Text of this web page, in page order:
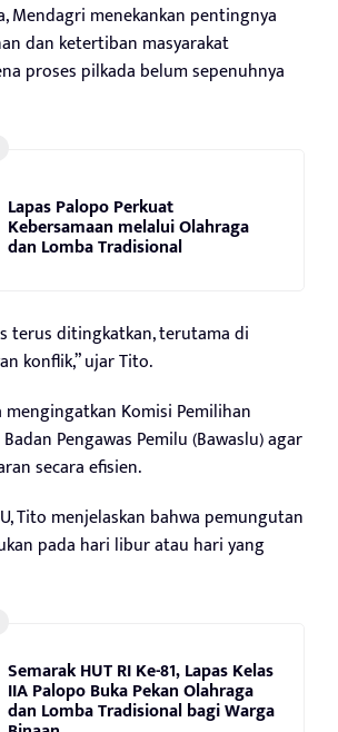
Mendagri menekankan pentingnya
dan ketertiban masyarakat
proses pilkada belum sepenuhnya
Lapas Palopo Perkuat
Kebersamaan melalui Olahraga
dan Lomba Tradisional
terus ditingkatkan, terutama di
konflik,” ujar Tito.
Komisi Pemilihan
Pengawas Pemilu (Bawaslu) agar
secara efisien.
Tito menjelaskan bahwa pemungutan
pada hari libur atau hari yang
Semarak HUT RI Ke-81, Lapas Kelas
IIA Palopo Buka Pekan Olahraga
dan Lomba Tradisional bagi Warga